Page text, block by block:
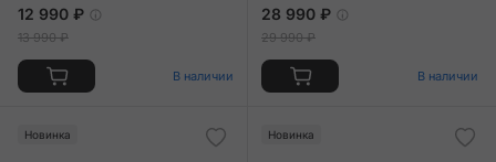
12 990 ₽
13 990 ₽
В наличии
28 990 ₽
29 990 ₽
В наличии
Новинка Новинка